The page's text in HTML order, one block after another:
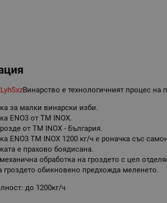
Винарство е технологичният процес
за малки винарски изби.
ENO3 от TM INOX.
от TM INOX - България.
ENO3 TM INOX 1200 кг/ч е роначка със
е прахово боядисана.
обработка на гроздето с цел
гроздето обикновено предхожда меленето.
до 1200кг/ч